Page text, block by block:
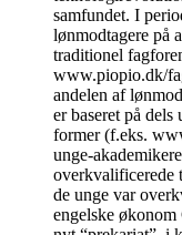
samfundet. I
lønmodtagere på
traditionel
www.piopio.dk/
andelen af
er baseret på
former (f.eks.
unge-
overkvalificerede
de unge var
engelske